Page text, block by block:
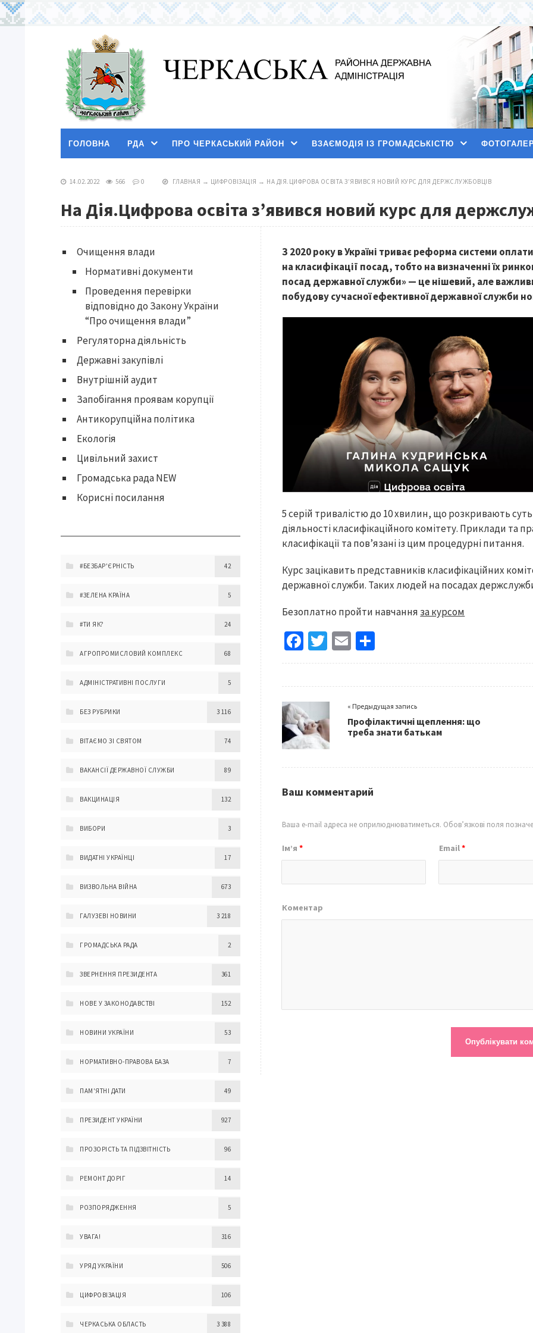
ГОЛОВНА РДА ПРО ЧЕРКАСЬКИЙ РАЙОН ВЗАЄМОДІЯ ІЗ ГРОМАДСЬКІСТЮ
14.02.2022 566 0 ГЛАВНАЯ → ЦИФРОВІЗАЦІЯ → НА ДІЯ.ЦИФРОВА ОСВІТА З’ЯВИВСЯ НОВИЙ КУРС ДЛЯ ДЕРЖСЛУЖБОВЦІВ
На Дія.Цифрова освіта з’явився новий курс для
З 2020 року в Україні триває реформа системи
на класифікації посад, тобто на визначенні їх
посад державної служби» — це нішевий, але
побудову сучасної ефективної державної служби
5 серій тривалістю до 10 хвилин, що розкривають суть
діяльності класифікаційного комітету. Приклади та
класифікації та пов’язані із цим процедурні питання.
Курс зацікавить представників класифікаційних
державної служби. Таких людей на посадах
Безоплатно пройти навчання за курсом
Fa
ce
o
o
k
T
wi
er
E
m
l
h
« Предыдущая запись
Профілактичні щеплення: що
треба знати батькам
Ваш комментарий
Ваша e-mail адреса не оприлюднюватиметься. Обов’язкові поля
Ім’я* Email*
Коментар
Очищення влади
Нормативні документи
Проведення перевірки
відповідно до Закону України
“Про очищення влади”
Регуляторна діяльність
Державні закупівлі
Внутрішній аудит
Запобігання проявам корупції
Антикорупційна політика
Екологія
Цивільний захист
Громадська рада NEW
Корисні посилання
#БЕЗБАР'ЄРНІСТЬ 42
#ЗЕЛЕНА КРАЇНА 5
#ТИ ЯК? 24
АГРОПРОМИСЛОВИЙ КОМПЛЕКС 68
АДМІНІСТРАТИВНІ ПОСЛУГИ 5
БЕЗ РУБРИКИ 3 116
ВІТАЄМО ЗІ СВЯТОМ 74
ВАКАНСІЇ ДЕРЖАВНОЇ СЛУЖБИ 89
ВАКЦИНАЦІЯ 132
ВИБОРИ 3
ВИДАТНІ УКРАЇНЦІ 17
ВИЗВОЛЬНА ВІЙНА 673
ГАЛУЗЕВІ НОВИНИ 3 218
ГРОМАДСЬКА РАДА 2
ЗВЕРНЕННЯ ПРЕЗИДЕНТА 361
НОВЕ У ЗАКОНОДАВСТВІ 152
НОВИНИ УКРАЇНИ 53
НОРМАТИВНО-ПРАВОВА БАЗА 7
ПАМ'ЯТНІ ДАТИ 49
ПРЕЗИДЕНТ УКРАЇНИ 927
ПРОЗОРІСТЬ ТА ПІДЗВІТНІСТЬ 96
РЕМОНТ ДОРІГ 14
РОЗПОРЯДЖЕННЯ 5
УВАГА! 316
УРЯД УКРАЇНИ 506
ЦИФРОВІЗАЦІЯ 106
ЧЕРКАСЬКА ОБЛАСТЬ 3 388